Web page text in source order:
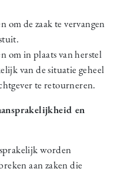
om de zaak te vervangen
om in plaats van herstel
van de situatie geheel
te retourneren.
en
worden
aan zaken die